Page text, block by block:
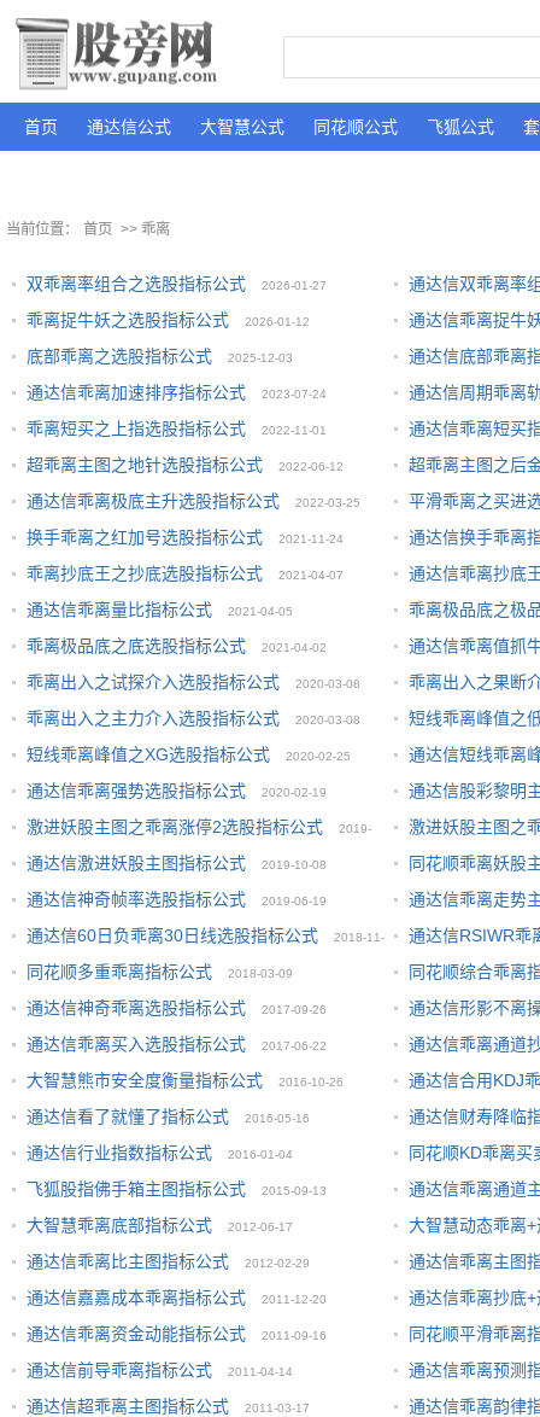
首页 通达信公式 大智慧公式 同花顺公式 飞狐公式
当前位置： 首页 >> 乖离
双乖离率组合之选股指标公式 2026-01-27
通达信双乖离率
乖离捉牛妖之选股指标公式
2026-01-12
通达信乖离捉牛
底部乖离之选股指标公式
2025-12-03
通达信底部乖离
通达信乖离加速排序指标公式
2023-07-24
通达信周期乖离
乖离短买之上指选股指标公式
2022-11-01
通达信乖离短买
超乖离主图之地针选股指标公式
2022-06-12
超乖离主图之后
通达信乖离极底主升选股指标公式
2022-03-25
平滑乖离之买进
换手乖离之红加号选股指标公式
2021-11-24
通达信换手乖离
乖离抄底王之抄底选股指标公式
2021-04-07
通达信乖离抄底
通达信乖离量比指标公式
2021-04-05
乖离极品底之极
乖离极品底之底选股指标公式
2021-04-02
通达信乖离值抓
乖离出入之试探介入选股指标公式
2020-03-08
乖离出入之果断
乖离出入之主力介入选股指标公式
2020-03-08 短线乖离峰值之
25
短线乖离峰值之XG选股指标公式 2020-02-25
通达信短线乖离
通达信乖离强势选股指标公式
2020-02-19
通达信股彩黎明
激进妖股主图之乖离涨停2选股指标公式
2019-
10-08
激进妖股主图之
10-08
通达信激进妖股主图指标公式 2019-10-08
同花顺乖离妖股
通达信神奇帧率选股指标公式
2019-06-19
通达信乖离走势
通达信60日负乖离30日线选股指标公式
2018-11-
20
通达信RSIWR乖
同花顺多重乖离指标公式
2018-03-09
同花顺综合乖离
通达信神奇乖离选股指标公式
2017-09-26
通达信形影不离
通达信乖离买入选股指标公式
2017-06-22
通达信乖离通道
大智慧熊市安全度衡量指标公式
2016-10-26
通达信合用KDJ
通达信看了就懂了指标公式
2016-05-16
通达信财寿降临
通达信行业指数指标公式
2016-01-04
同花顺KD乖离买
飞狐股指佛手箱主图指标公式
2015-09-13
通达信乖离通道
大智慧乖离底部指标公式
2012-06-17
大智慧动态乖离
通达信乖离比主图指标公式
2012-02-29
通达信乖离主图
通达信嘉嘉成本乖离指标公式
2011-12-20
通达信乖离抄底
通达信乖离资金动能指标公式
2011-09-16
同花顺平滑乖离
通达信前导乖离指标公式
2011-04-14
通达信乖离预测
通达信超乖离主图指标公式
2011-03-17
通达信乖离韵律